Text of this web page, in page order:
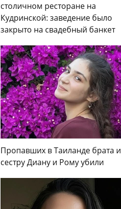
столичном ресторане на
Кудринской: заведение было
закрыто на свадебный банкет
Пропавших в Таиланде брата и
сестру Диану и Рому убили